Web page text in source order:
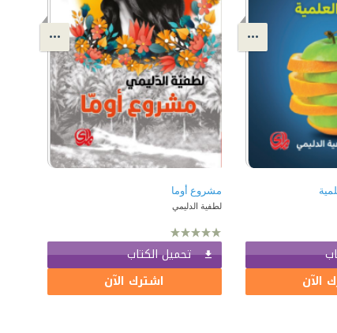
الآن
مشروع أوما
لطفية الدليمي
تحميل الكتاب
اشترك الآن